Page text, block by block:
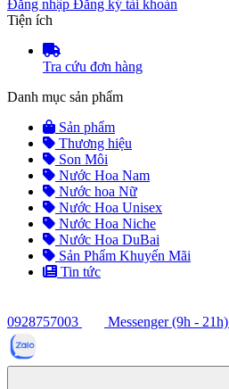
Đăng nhập Đăng ký tài khoản
Tiện ích
Tra cứu đơn hàng
Danh mục sản phẩm
Sản phẩm
Thương hiệu
Son Môi
Nước Hoa Nam
Nước hoa Nữ
Nước Hoa Unisex
Nước Hoa Niche
Nước Hoa DuBai
Sản Phẩm Khuyến Mãi
Tin tức
0928757003
Messenger (9h - 21h)
Tư
vấn
ngay